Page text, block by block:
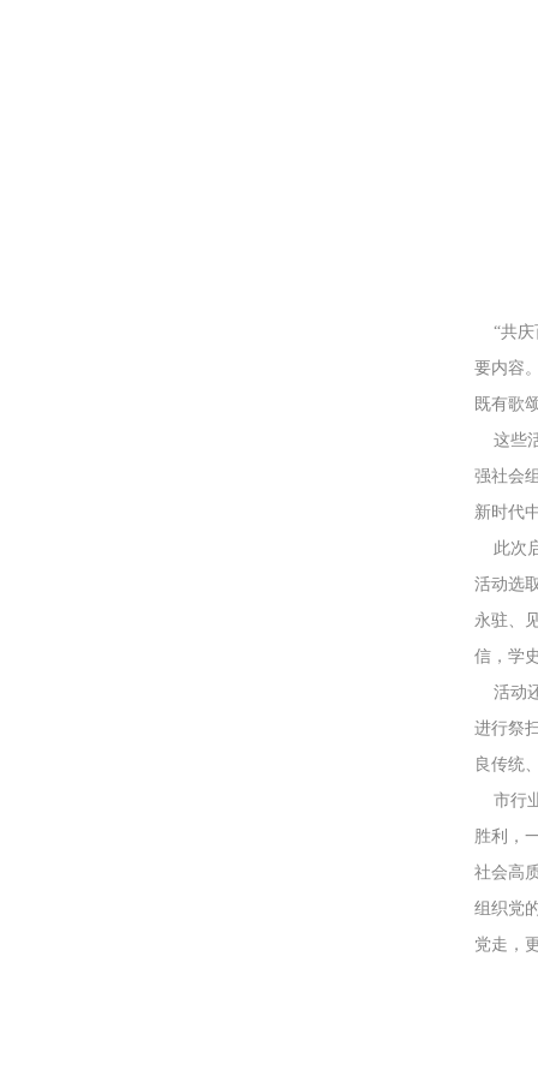
“共庆
要内容
既有歌
这些活
强社会
新时代
此次启
活动选
永驻、
信，学
活动还
进行祭
良传统
市行业
胜利，
社会高
组织党
党走，